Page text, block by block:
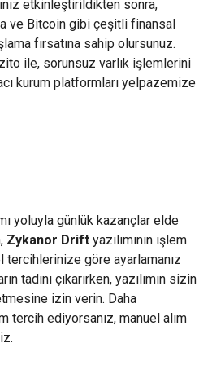
etkinleştirildikten sonra,
ve Bitcoin gibi çeşitli finansal
fırsatına sahip olursunuz.
ile, sorunsuz varlık işlemlerini
kurum platformları yelpazemize
yoluyla günlük kazançlar elde
Zykanor Drift yazılımının işlem
göre ayarlamanız
tadını çıkarırken, yazılımın sizin
izin verin. Daha
tercih ediyorsanız, manuel alım